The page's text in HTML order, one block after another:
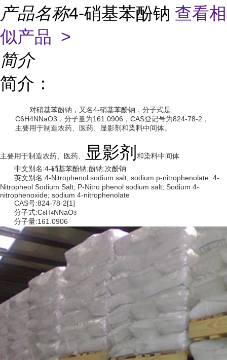
产品名称4-硝基苯酚钠 查看相
似产品 >
简介
简介：
对硝基苯酚钠，又名4-硝基苯酚钠，分子式是
C6H4NNaO3，分子量为161.0906，CAS登记号为824-78-2，
主要用于制造农药、医药、显影剂和染料中间体。
主要用于制造农药、医药、 显影剂和染料中间体
中文别名:4-硝基苯酚钠;酚钠;次酚钠
英文别名:4-Nitrophenol sodium salt; sodium p-nitrophenolate; 4-
Nitropheol Sodium Salt; P-Nitro phenol sodium salt; Sodium 4-
nitrophenoxide; sodium 4-nitrophenolate
CAS号:824-78-2[1]
分子式:C6H4NNaO3
分子量:161.0906